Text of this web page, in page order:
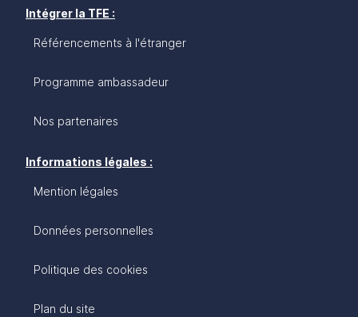
Intégrer la TFE :
Référencements à l'étranger
Programme ambassadeur
Nos partenaires
Informations légales :
Mention légales
Données personnelles
Politique des cookies
Plan du site